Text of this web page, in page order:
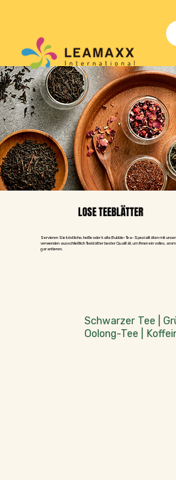
LOSE TEEBLÄTTER
Servieren Sie köstliche, heiße oder kalte Bubble-Tea-Spezialitäten mit
verwenden ausschließlich Teeblätter bester Qualität, um Ihnen ein volles,
garantieren.
Schwarzer Tee |
Oolong-Tee |